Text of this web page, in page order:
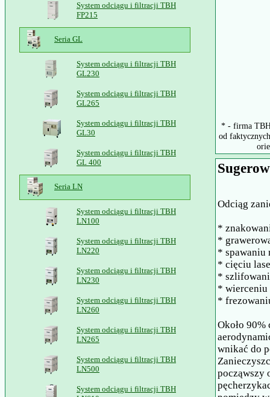
System odciągu i filtracji TBH
FP215
Seria GL
System odciągu i filtracji TBH
GL230
System odciągu i filtracji TBH
GL265
System odciągu i filtracji TBH
GL30
System odciągu i filtracji TBH
GL 400
Seria LN
System odciągu i filtracji TBH
LN100
System odciągu i filtracji TBH
LN220
System odciągu i filtracji TBH
LN230
System odciągu i filtracji TBH
LN260
System odciągu i filtracji TBH
LN265
System odciągu i filtracji TBH
LN500
System odciągu i filtracji TBH
* - firma TBH
od
Odciąg
*
*
* spawaniu
* cięciu
*
* wierceniu
*
Około
wnikać do
począwszy